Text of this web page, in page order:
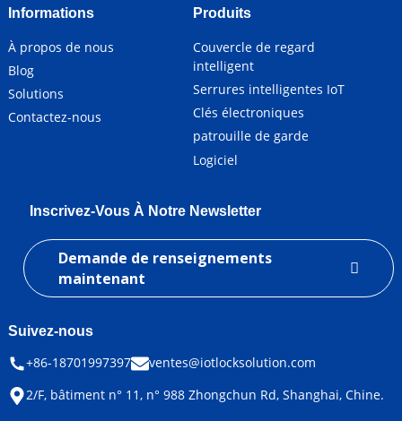
Informations
À propos de nous
Blog
Solutions
Contactez-nous
Produits
Couvercle de regard
intelligent
Serrures intelligentes IoT
Clés électroniques
patrouille de garde
Logiciel
Inscrivez-Vous À Notre Newsletter
Demande de renseignements
maintenant
Suivez-nous
+86-18701997397
ventes@iotlocksolution.com
2/F, bâtiment n° 11, n° 988 Zhongchun Rd, Shanghai, Chine.